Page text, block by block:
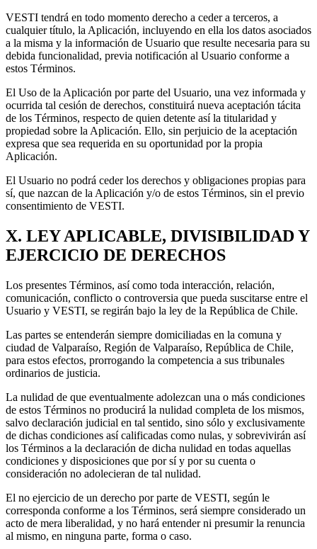
VESTI tendrá en todo momento derecho a ceder a terceros, a
cualquier título, la Aplicación, incluyendo en ella los datos asociados
a la misma y la información de Usuario que resulte necesaria para su
debida funcionalidad, previa notificación al Usuario conforme a
estos Términos.
El Uso de la Aplicación por parte del Usuario, una vez informada y
ocurrida tal cesión de derechos, constituirá nueva aceptación tácita
de los Términos, respecto de quien detente así la titularidad y
propiedad sobre la Aplicación. Ello, sin perjuicio de la aceptación
expresa que sea requerida en su oportunidad por la propia
Aplicación.
El Usuario no podrá ceder los derechos y obligaciones propias para
sí, que nazcan de la Aplicación y/o de estos Términos, sin el previo
consentimiento de VESTI.
X. LEY APLICABLE, DIVISIBILIDAD Y
EJERCICIO DE DERECHOS
Los presentes Términos, así como toda interacción, relación,
comunicación, conflicto o controversia que pueda suscitarse entre el
Usuario y VESTI, se regirán bajo la ley de la República de Chile.
Las partes se entenderán siempre domiciliadas en la comuna y
ciudad de Valparaíso, Región de Valparaíso, República de Chile,
para estos efectos, prorrogando la competencia a sus tribunales
ordinarios de justicia.
La nulidad de que eventualmente adolezcan una o más condiciones
de estos Términos no producirá la nulidad completa de los mismos,
salvo declaración judicial en tal sentido, sino sólo y exclusivamente
de dichas condiciones así calificadas como nulas, y sobrevivirán así
los Términos a la declaración de dicha nulidad en todas aquellas
condiciones y disposiciones que por sí y por su cuenta o
consideración no adolecieran de tal nulidad.
El no ejercicio de un derecho por parte de VESTI, según le
corresponda conforme a los Términos, será siempre considerado un
acto de mera liberalidad, y no hará entender ni presumir la renuncia
al mismo, en ninguna parte, forma o caso.